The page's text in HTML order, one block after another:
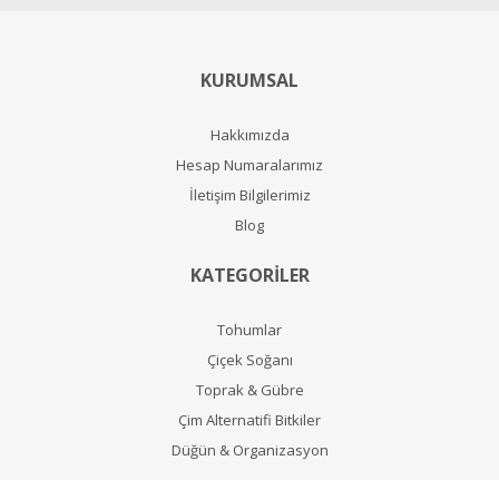
KURUMSAL
Hakkımızda
Hesap Numaralarımız
İletişim Bilgilerimiz
Blog
KATEGORİLER
Tohumlar
Çiçek Soğanı
Toprak & Gübre
Çim Alternatifi Bitkiler
Düğün & Organizasyon